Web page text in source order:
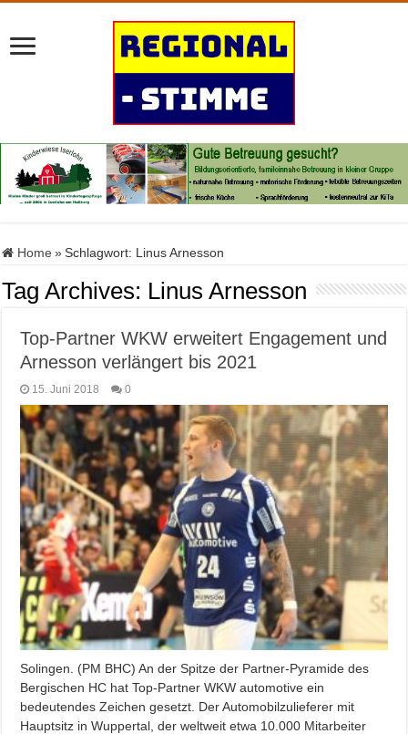
Home » Schlagwort: Linus Arnesson
Tag Archives: Linus Arnesson
Top-Partner WKW erweitert Engagement und
Arnesson verlängert bis 2021
15. Juni 2018 0
Solingen. (PM BHC) An der Spitze der Partner-Pyramide des
Bergischen HC hat Top-Partner WKW automotive ein
bedeutendes Zeichen gesetzt. Der Automobilzulieferer mit
Hauptsitz in Wuppertal, der weltweit etwa 10.000 Mitarbeiter